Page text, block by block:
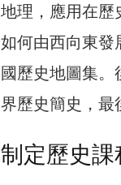
地理，應用在歷
如何由西向東發
國歷史地圖集
界歷史簡史，最
制定歷史